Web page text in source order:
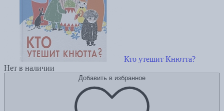
Кто утешит Кнютта?
Нет в наличии
Добавить в избранное